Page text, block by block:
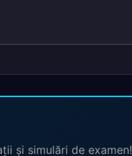
și simulări de examen!